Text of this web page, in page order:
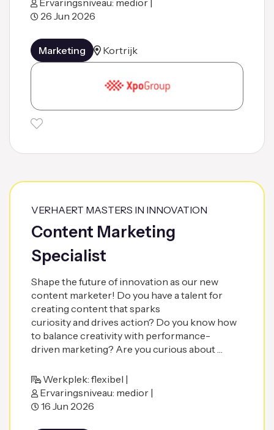
26 Jun 2026
Marketing Kortrijk
VERHAERT MASTERS IN INNOVATION
Content Marketing
Specialist
Shape the future of innovation as our new
content marketer! Do you have a talent for
creating content that sparks
curiosity and drives action? Do you know how
to balance creativity with performance-
driven marketing? Are you curious about …
Werkplek: flexibel |
Ervaringsniveau: medior |
16 Jun 2026